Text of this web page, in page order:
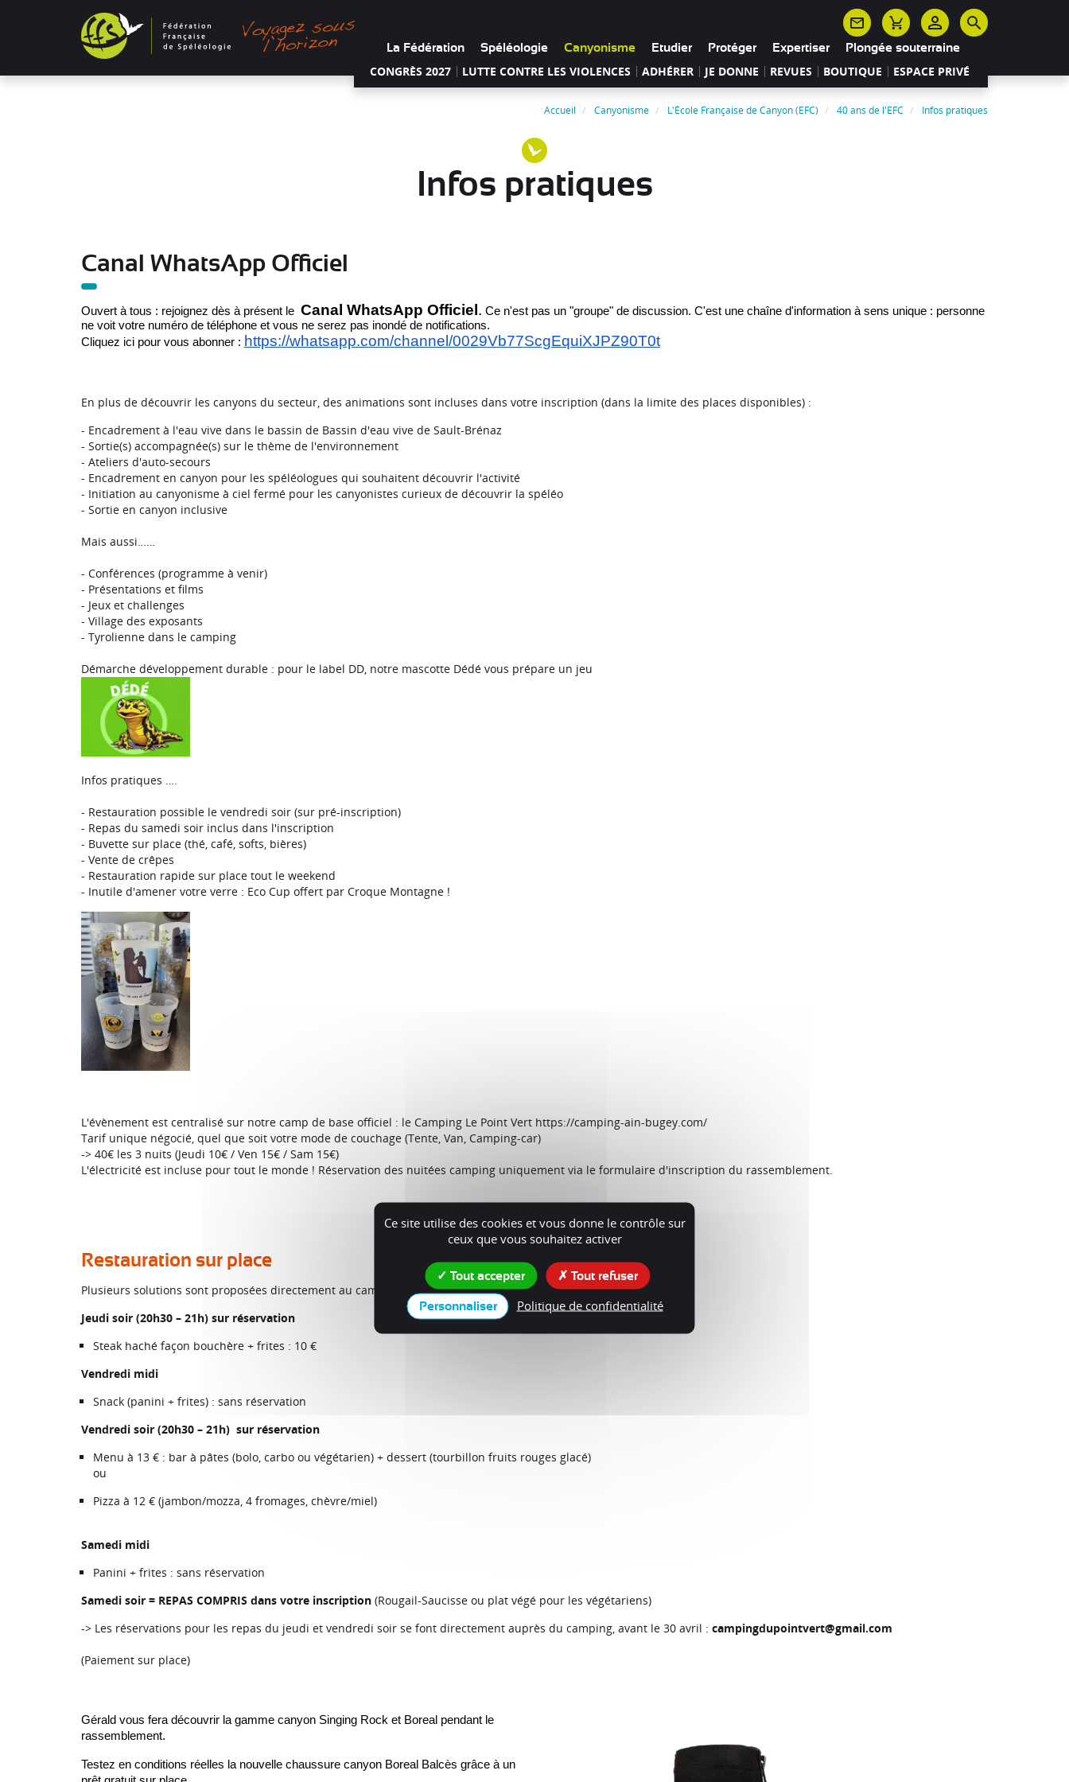
CONGRÈS 2027 LUTTE CONTRE LES VIOLENCES ADHÉRER JE DONNE REVUES BOUTIQUE ESPACE PRIVÉ
La Fédération Spéléologie Canyonisme Etudier Protéger Expertiser Plongée souterraine
Accueil Canyonisme L'École Française de Canyon (EFC) 40 ans de l'EFC Infos pratiques
Infos pratiques
Canal WhatsApp Officiel
Ouvert à tous : rejoignez dès à présent le Canal WhatsApp Officiel . Ce n'est pas un "groupe" de discussion. C'est une chaîne d'information à sens unique : personne
ne voit votre numéro de téléphone et vous ne serez pas inondé de notifications.
Cliquez ici pour vous abonner : https://whatsapp.com/channel/0029Vb77ScgEquiXJPZ90T0t
En plus de découvrir les canyons du secteur, des animations sont incluses dans votre inscription (dans la limite des places disponibles) :
- Encadrement à l'eau vive dans le bassin de Bassin d'eau vive de Sault‑Brénaz
- Sortie(s) accompagnée(s) sur le thème de l'environnement
- Ateliers d'auto-secours
- Encadrement en canyon pour les spéléologues qui souhaitent découvrir l'activité
- Initiation au canyonisme à ciel fermé pour les canyonistes curieux de découvrir la spéléo
- Sortie en canyon inclusive
Mais aussi……
- Conférences (programme à venir)
- Présentations et films
- Jeux et challenges
- Village des exposants
- Tyrolienne dans le camping
Démarche développement durable : pour le label DD, notre mascotte Dédé vous prépare un jeu
Infos pratiques ….
- Restauration possible le vendredi soir (sur pré-inscription)
- Repas du samedi soir inclus dans l'inscription
- Buvette sur place (thé, café, softs, bières)
- Vente de crêpes
- Restauration rapide sur place tout le weekend
- Inutile d'amener votre verre : Eco Cup offert par Croque Montagne !
L'évènement est centralisé sur notre camp de base officiel : le Camping Le Point Vert https://camping-ain-bugey.com/
Tarif unique négocié, quel que soit votre mode de couchage (Tente, Van, Camping-car)
-> 40€ les 3 nuits (Jeudi 10€ / Ven 15€ / Sam 15€)
L'électricité est incluse pour tout le monde ! Réservation des nuitées camping uniquement via le formulaire d'inscription du rassemblement.
Restauration sur place
Plusieurs solutions sont proposées directement au camping :
Jeudi soir (20h30 – 21h) sur réservation
Steak haché façon bouchère + frites : 10 €
Vendredi midi
Snack (panini + frites) : sans réservation
Vendredi soir (20h30 – 21h) sur réservation
Menu à 13 € : bar à pâtes (bolo, carbo ou végétarien) + dessert (tourbillon fruits rouges glacé)
ou
Pizza à 12 € (jambon/mozza, 4 fromages, chèvre/miel)
Samedi midi
Panini + frites : sans réservation
Samedi soir = REPAS COMPRIS dans votre inscription (Rougail-Saucisse ou plat végé pour les végétariens)
-> Les réservations pour les repas du jeudi et vendredi soir se font directement auprès du camping, avant le 30 avril : campingdupointvert@gmail.com
(Paiement sur place)
Gérald vous fera découvrir la gamme canyon Singing Rock et Boreal pendant le
rassemblement.
Testez en conditions réelles la nouvelle chaussure canyon Boreal Balcès grâce à un
Ce site utilise des cookies et vous donne le contrôle sur
ceux que vous souhaitez activer
Tout accepter Tout refuser
Personnaliser Politique de confidentialité